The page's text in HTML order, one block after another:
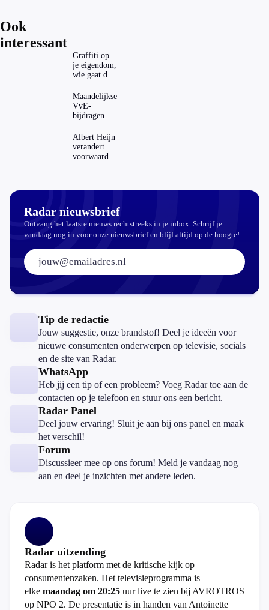
Ook
interessant
Graffiti op
je eigendom,
wie gaat dat
Maandelijkse
VvE-
bijdragen
dat invloed
op je
hypotheek?
Albert Heijn
verandert
voorwaarden
Radar nieuwsbrief
Ontvang het laatste nieuws rechtstreeks in je inbox. Schrijf je
vandaag nog in voor onze nieuwsbrief en blijf altijd op de hoogte!
E-mailadres:
Tip de redactie
Jouw suggestie, onze brandstof! Deel je ideeën voor
nieuwe consumenten onderwerpen op televisie, socials
en de site van Radar.
WhatsApp
Heb jij een tip of een probleem? Voeg Radar toe aan de
contacten op je telefoon en stuur ons een bericht.
Radar Panel
Deel jouw ervaring! Sluit je aan bij ons panel en maak
het verschil!
Forum
Discussieer mee op ons forum! Meld je vandaag nog
aan en deel je inzichten met andere leden.
Radar uitzending
Radar is het platform met de kritische kijk op
consumentenzaken. Het televisieprogramma is
elke maandag om 20:25 uur live te zien bij AVROTROS
op NPO 2. De presentatie is in handen van Antoinette